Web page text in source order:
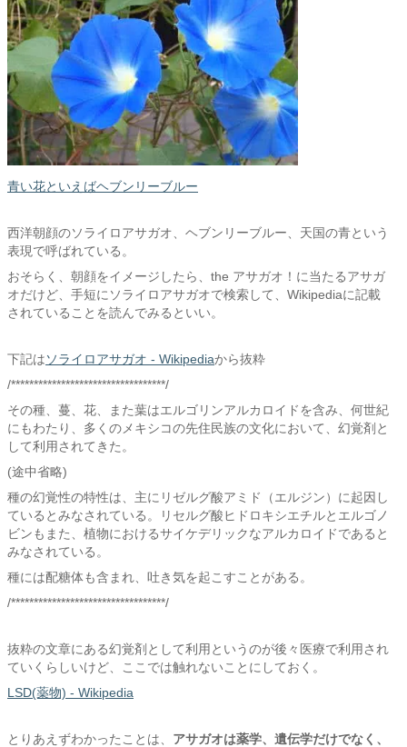
青い花といえばヘブンリーブルー
西洋朝顔のソライロアサガオ、ヘブンリーブルー、天国の青という
表現で呼ばれている。
おそらく、朝顔をイメージしたら、the アサガオ！に当たるアサガ
オだけど、手短にソライロアサガオで検索して、Wikipediaに記載
されていることを読んでみるといい。
下記はソライロアサガオ - Wikipediaから抜粋
/**********************************/
その種、蔓、花、また葉はエルゴリンアルカロイドを含み、何世紀
にもわたり、多くのメキシコの先住民族の文化において、幻覚剤と
して利用されてきた。
(途中省略)
種の幻覚性の特性は、主にリゼルグ酸アミド（エルジン）に起因し
ているとみなされている。リセルグ酸ヒドロキシエチルとエルゴノ
ビンもまた、植物におけるサイケデリックなアルカロイドであると
みなされている。
種には配糖体も含まれ、吐き気を起こすことがある。
/**********************************/
抜粋の文章にある幻覚剤として利用というのが後々医療で利用され
ていくらしいけど、ここでは触れないことにしておく。
LSD(薬物) - Wikipedia
とりあえずわかったことは、 アサガオは薬学、遺伝学だけでなく、